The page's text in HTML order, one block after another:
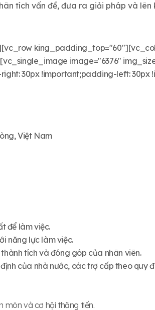
tích vấn đề, đưa ra giải pháp và
image="6376"
30px !important;padding-left:
Việt Nam
để làm việc.
năng lực làm việc.
tích và đóng góp của nhân viên.
của nhà nước, các trợ cấp theo quy
môn và cơ hội thăng tiến.